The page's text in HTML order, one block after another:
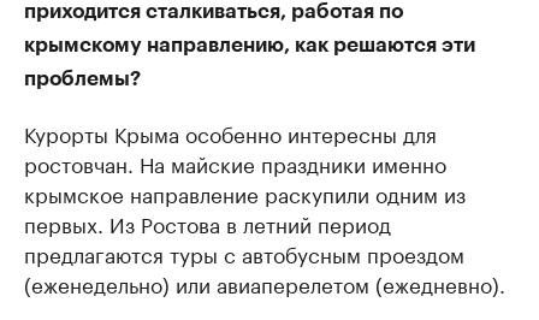
приходится сталкиваться, работая по
крымскому направлению, как решаются эти
проблемы?
Курорты Крыма особенно интересны для
ростовчан. На майские праздники именно
крымское направление раскупили одним из
первых. Из Ростова в летний период
предлагаются туры с автобусным проездом
(еженедельно) или авиаперелетом (ежедневно).